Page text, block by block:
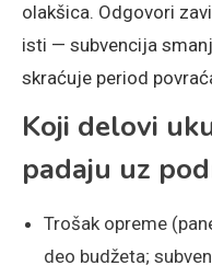
olakšica. Odgovori
isti — subvencija
skraćuje period
Koji delovi
padaju uz
Trošak opreme
deo budžeta;